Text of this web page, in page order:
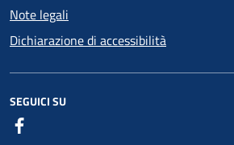
Note legali
Dichiarazione di accessibilità
SEGUICI SU